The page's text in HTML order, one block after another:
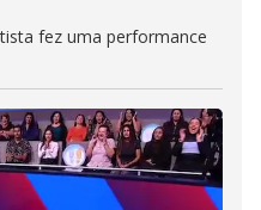
fez uma performance